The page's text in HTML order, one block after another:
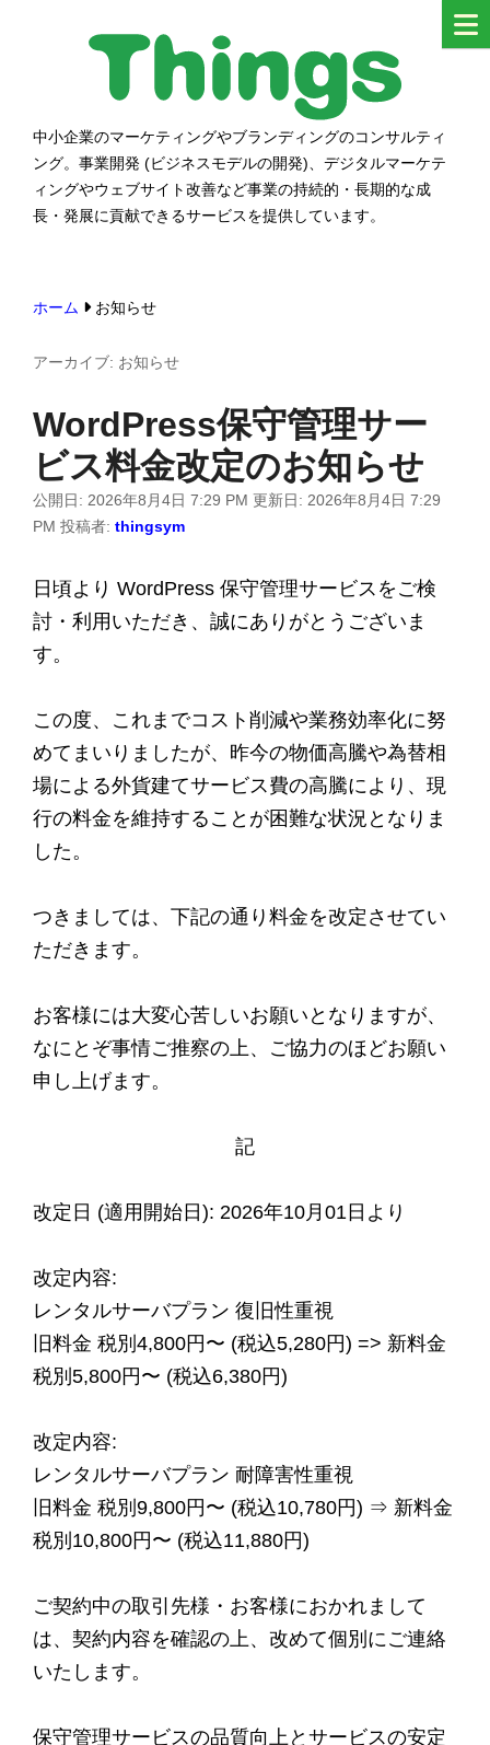
シングス
中小企業のマーケティングやブランディングのコンサルティ
ング。事業開発 (ビジネスモデルの開発)、デジタルマーケテ
ィングやウェブサイト改善など事業の持続的・長期的な成
長・発展に貢献できるサービスを提供しています。
ホーム お知らせ
アーカイブ: お知らせ
WordPress保守管理サー
ビス料金改定のお知らせ
公開日: 2026年8月4日 7:29 PM 更新日: 2026年8月4日 7:29
PM 投稿者: thingsym
日頃より WordPress 保守管理サービスをご検
討・利用いただき、誠にありがとうございま
す。
この度、これまでコスト削減や業務効率化に努
めてまいりましたが、昨今の物価高騰や為替相
場による外貨建てサービス費の高騰により、現
行の料金を維持することが困難な状況となりま
した。
つきましては、下記の通り料金を改定させてい
ただきます。
お客様には大変心苦しいお願いとなりますが、
なにとぞ事情ご推察の上、ご協⼒のほどお願い
申し上げます。
記
改定日 (適用開始日): 2026年10月01日より
改定内容:
レンタルサーバプラン 復旧性重視
旧料金 税別4,800円〜 (税込5,280円) => 新料金
税別5,800円〜 (税込6,380円)
改定内容:
レンタルサーバプラン 耐障害性重視
旧料金 税別9,800円〜 (税込10,780円) ⇒ 新料金
税別10,800円〜 (税込11,880円)
ご契約中の取引先様・お客様におかれまして
は、契約内容を確認の上、改めて個別にご連絡
いたします。
保守管理サービスの品質向上とサービスの安定